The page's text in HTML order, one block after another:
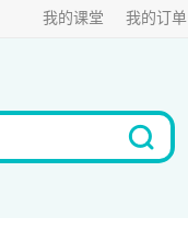
我的课堂 我的订单